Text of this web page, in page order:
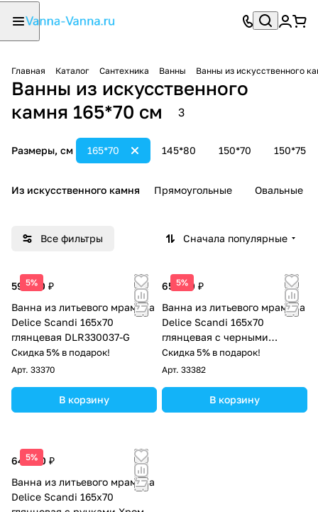
Главная Каталог Сантехника Ванны Ванны из искусственного
Ванны из искусственного
камня 165*70 см
3
Размеры, см 145*80 150*70 150*75
165*70
Из искусственного камня Прямоугольные Овальные
Все фильтры Сначала популярные
5%
59 000 ₽
Ванна из литьевого мрамора
Delice Scandi 165х70
глянцевая DLR330037-G
Скидка 5% в подарок!
Арт. 33370
В корзину
5%
65 500 ₽
Ванна из литьевого мрамора
Delice Scandi 165х70
глянцевая с черными
ручками DLR330037RB-G
Скидка 5% в подарок!
Арт. 33382
В корзину
5%
64 000 ₽
Ванна из литьевого мрамора
Delice Scandi 165х70